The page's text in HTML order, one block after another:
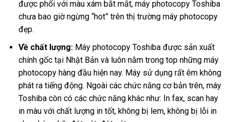
được phối với màu xám bắt mắt, máy photocopy Toshiba
chưa bao giờ ngừng “hot” trên thị trường máy photocopy
đẹp.
Về chất lượng: Máy photocopy Toshiba được sản xuất
chính gốc tại Nhật Bản và luôn nằm trong top những máy
photocopy hàng đầu hiện nay. Máy sử dụng rất êm không
phát ra tiếng động. Ngoài các chức năng cơ bản trên, máy
Toshiba còn có các chức năng khác như: In fax, scan hay
in màu với chất lượng in tốt, không bị lem, không bị lỗi in